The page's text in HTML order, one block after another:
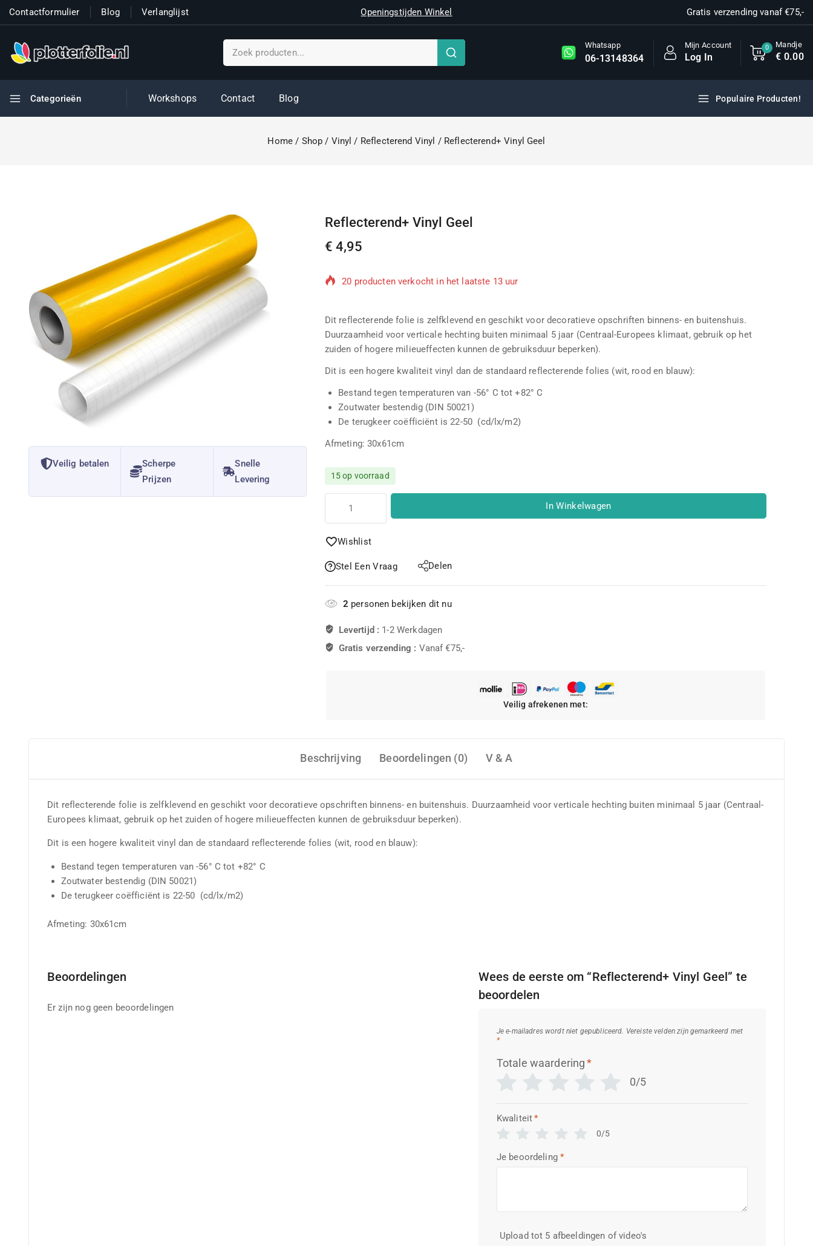
Contactformulier Blog Verlanglijst Openingstijden Winkel Gratis verzending vanaf €75,-
Whatsapp
06-13148364
Mijn Account
Log In
0 Mandje
€ 0.00
Categorieën Workshops Contact Blog Populaire Producten!
Home / Shop / Vinyl / Reflecterend Vinyl / Reflecterend+ Vinyl Geel
Veilig betalen
Scherpe
Prijzen
Snelle
Levering
Reflecterend+ Vinyl Geel
€ 4,95
Dit reflecterende folie is zelfklevend en geschikt voor decoratieve opschriften binnens- en buitenshuis.
Duurzaamheid voor verticale hechting buiten minimaal 5 jaar (Centraal-Europees klimaat, gebruik op het
zuiden of hogere milieueffecten kunnen de gebruiksduur beperken).
Dit is een hogere kwaliteit vinyl dan de standaard reflecterende folies (wit, rood en blauw):
Bestand tegen temperaturen van -56° C tot +82° C
Zoutwater bestendig (DIN 50021)
De terugkeer coëfficiënt is 22-50 (cd/lx/m2)
Afmeting: 30x61cm
15 op voorraad
In Winkelwagen
Wishlist
Stel Een Vraag Delen
2 personen bekijken dit nu
Levertijd : 1-2 Werkdagen
Gratis verzending : Vanaf €75,-
Veilig afrekenen met:
Beschrijving Beoordelingen (0) V & A
Dit reflecterende folie is zelfklevend en geschikt voor decoratieve opschriften binnens- en buitenshuis. Duurzaamheid voor verticale hechting buiten minimaal 5 jaar (Centraal-
Europees klimaat, gebruik op het zuiden of hogere milieueffecten kunnen de gebruiksduur beperken).
Dit is een hogere kwaliteit vinyl dan de standaard reflecterende folies (wit, rood en blauw):
Bestand tegen temperaturen van -56° C tot +82° C
Zoutwater bestendig (DIN 50021)
De terugkeer coëfficiënt is 22-50 (cd/lx/m2)
Afmeting: 30x61cm
Beoordelingen
Er zijn nog geen beoordelingen
Wees de eerste om “Reflecterend+ Vinyl Geel” te
beoordelen
Je e-mailadres wordt niet gepubliceerd. Vereiste velden zijn gemarkeerd met
*
Totale waardering *
0/5
Kwaliteit*
0/5
Je beoordeling*
Upload tot 5 afbeeldingen of video's